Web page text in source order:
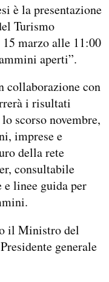
è la presentazione
Turismo
marzo alle 11:00
aperti”.
collaborazione con
i risultati
scorso novembre,
imprese e
della rete
consultabile
linee guida per
il Ministro del
generale